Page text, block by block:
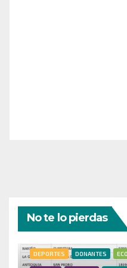
No te lo pierdas
DEPORTES DONANTES